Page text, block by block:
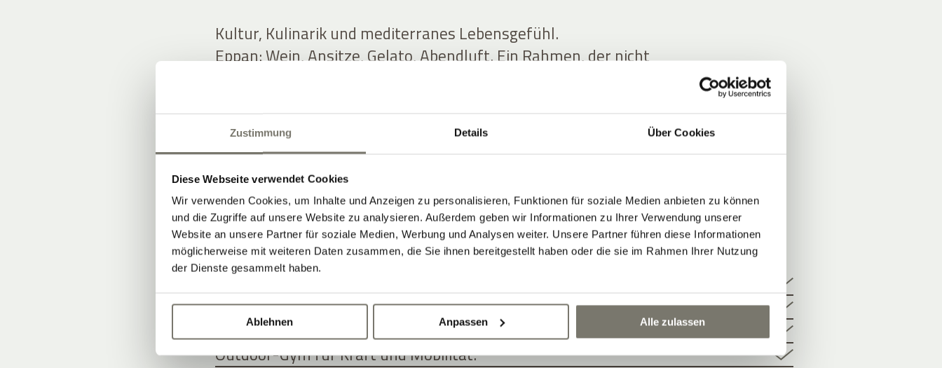
Zustimmung Details Über Cookies
Diese Webseite verwendet Cookies
Wir verwenden Cookies, um Inhalte und Anzeigen zu personalisieren, Funktionen für soziale Medien anbieten zu können
und die Zugriffe auf unsere Website zu analysieren. Außerdem geben wir Informationen zu Ihrer Verwendung unserer
Website an unsere Partner für soziale Medien, Werbung und Analysen weiter. Unsere Partner führen diese Informationen
möglicherweise mit weiteren Daten zusammen, die Sie ihnen bereitgestellt haben oder die sie im Rahmen Ihrer Nutzung
der Dienste gesammelt haben.
Ablehnen Anpassen Alle zulassen
Kultur, Kulinarik und mediterranes Lebensgefühl.
Eppan: Wein, Ansitze, Gelato, Abendluft. Ein Rahmen, der nicht
UNSERE ZIMMER
WELLNESSURLAUB – ENTSPANNUNG UND AKTIVE TAGE
Treatments für Sportler, Aktivreisende und Genießer.
Schöner Tennisplatz direkt am Hotel.
Outdoor-Gym für Kraft und Mobilität.